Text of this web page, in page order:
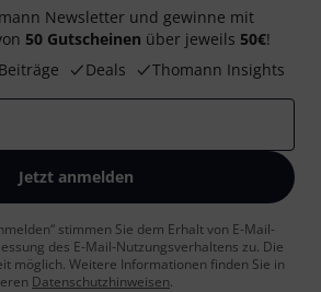
Newsletter und gewinne mit
50 Gutscheinen über jeweils 50€!
Deals Thomann Insights
Jetzt anmelden
stimmen Sie dem Erhalt von E-Mail-
des E-Mail-Nutzungsverhaltens zu. Die
möglich. Weitere Informationen finden Sie in
Datenschutzhinweisen.